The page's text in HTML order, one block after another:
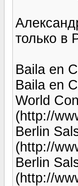
только в
Baila en
Baila en
World
(http://
Berlin
(http://
Berlin
(http://